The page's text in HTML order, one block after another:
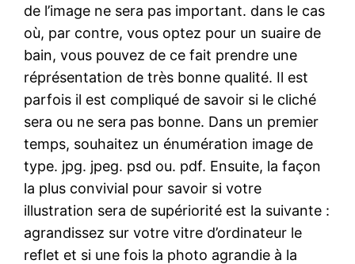
de l’image ne sera pas important. dans le cas
où, par contre, vous optez pour un suaire de
bain, vous pouvez de ce fait prendre une
réprésentation de très bonne qualité. Il est
parfois il est compliqué de savoir si le cliché
sera ou ne sera pas bonne. Dans un premier
temps, souhaitez un énumération image de
type. jpg. jpeg. psd ou. pdf. Ensuite, la façon
la plus convivial pour savoir si votre
illustration sera de supériorité est la suivante :
agrandissez sur votre vitre d’ordinateur le
reflet et si une fois la photo agrandie à la